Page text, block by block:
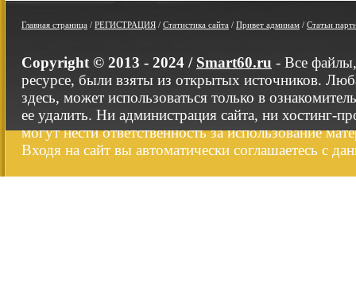
Главная страница / РЕГИСТРАЦИЯ / Статистика сайта / Привет админам / Статьи
Copyright © 2013 - 2024 / Smart60.ru - Все
ресурсе, были взяты из открытых источников.
здесь, может использоваться только в
ее удалить. Ни администрация сайта, ни хостинг-
могут нести ответственность за использование
Входя на сайт вы автоматически соглашаетесь с